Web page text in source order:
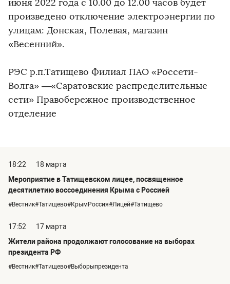
июня 2022 года с 10.00 до 12.00 часов будет
произведено отключение электроэнергии по
улицам: Донская, Полевая, магазин
«Весенний».
РЭС р.п.Татищево Филиал ПАО «Россети-
Волга» —«Саратовские распределительные
сети» Правобережное производственное
отделение
18:22
18 марта
Мероприятие в Татищевском лицее, посвященное
десятилетию воссоединения Крыма с Россией
#Вестник#Татищево#КрымРоссия#Лицей#Татищево
17:52
17 марта
Жители района продолжают голосование на выборах
президента РФ
#Вестник#Татищево#Выборыпрезидента